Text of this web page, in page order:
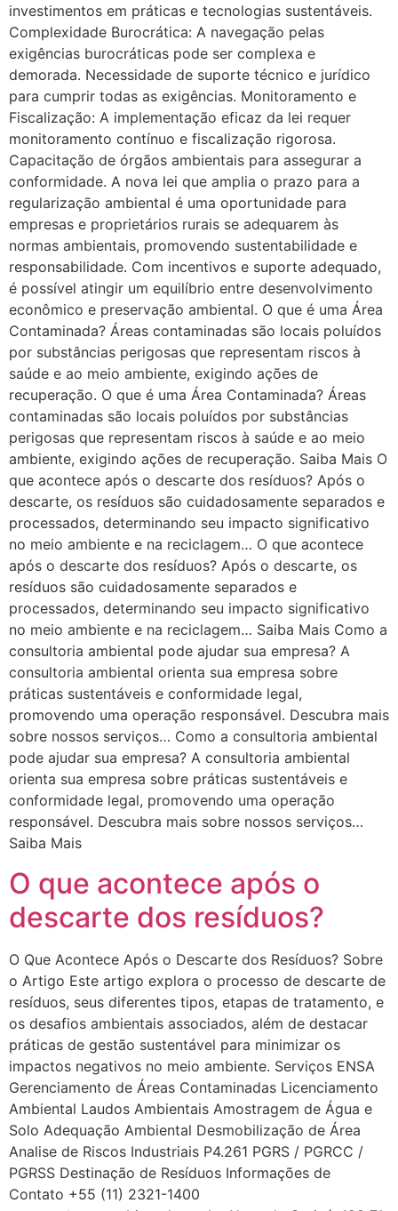
investimentos em práticas e tecnologias sustentáveis.
Complexidade Burocrática: A navegação pelas
exigências burocráticas pode ser complexa e
demorada. Necessidade de suporte técnico e jurídico
para cumprir todas as exigências. Monitoramento e
Fiscalização: A implementação eficaz da lei requer
monitoramento contínuo e fiscalização rigorosa.
Capacitação de órgãos ambientais para assegurar a
conformidade. A nova lei que amplia o prazo para a
regularização ambiental é uma oportunidade para
empresas e proprietários rurais se adequarem às
normas ambientais, promovendo sustentabilidade e
responsabilidade. Com incentivos e suporte adequado,
é possível atingir um equilíbrio entre desenvolvimento
econômico e preservação ambiental. O que é uma Área
Contaminada? Áreas contaminadas são locais poluídos
por substâncias perigosas que representam riscos à
saúde e ao meio ambiente, exigindo ações de
recuperação. O que é uma Área Contaminada? Áreas
contaminadas são locais poluídos por substâncias
perigosas que representam riscos à saúde e ao meio
ambiente, exigindo ações de recuperação. Saiba Mais O
que acontece após o descarte dos resíduos? Após o
descarte, os resíduos são cuidadosamente separados e
processados, determinando seu impacto significativo
no meio ambiente e na reciclagem… O que acontece
após o descarte dos resíduos? Após o descarte, os
resíduos são cuidadosamente separados e
processados, determinando seu impacto significativo
no meio ambiente e na reciclagem… Saiba Mais Como a
consultoria ambiental pode ajudar sua empresa? A
consultoria ambiental orienta sua empresa sobre
práticas sustentáveis e conformidade legal,
promovendo uma operação responsável. Descubra mais
sobre nossos serviços… Como a consultoria ambiental
pode ajudar sua empresa? A consultoria ambiental
orienta sua empresa sobre práticas sustentáveis e
conformidade legal, promovendo uma operação
responsável. Descubra mais sobre nossos serviços…
Saiba Mais
O que acontece após o
descarte dos resíduos?
O Que Acontece Após o Descarte dos Resíduos? Sobre
o Artigo Este artigo explora o processo de descarte de
resíduos, seus diferentes tipos, etapas de tratamento, e
os desafios ambientais associados, além de destacar
práticas de gestão sustentável para minimizar os
impactos negativos no meio ambiente. Serviços ENSA
Gerenciamento de Áreas Contaminadas Licenciamento
Ambiental Laudos Ambientais Amostragem de Água e
Solo Adequação Ambiental Desmobilização de Área
Analise de Riscos Industriais P4.261 PGRS / PGRCC /
PGRSS Destinação de Resíduos Informações de
Contato +55 (11) 2321-1400